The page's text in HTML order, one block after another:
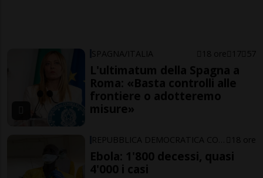
SPAGNA/ITALIA 18 ore 17 57
L'ultimatum della Spagna a
Roma: «Basta controlli alle
frontiere o adotteremo
misure»
18 ore
Ebola: 1'800 decessi, quasi
4'000 i casi